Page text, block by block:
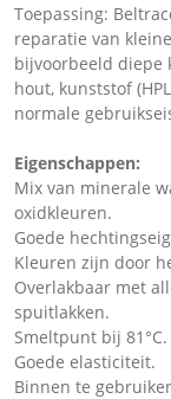
Toepassing:
reparatie van
bijvoorbeeld diepe
hout, kunststof
normale
Eigenschappen:
Mix van minerale
oxidkleuren.
Goede
Kleuren zijn door
Overlakbaar met
spuitlakken.
Smeltpunt bij 81°C.
Goede elasticiteit.
Binnen te